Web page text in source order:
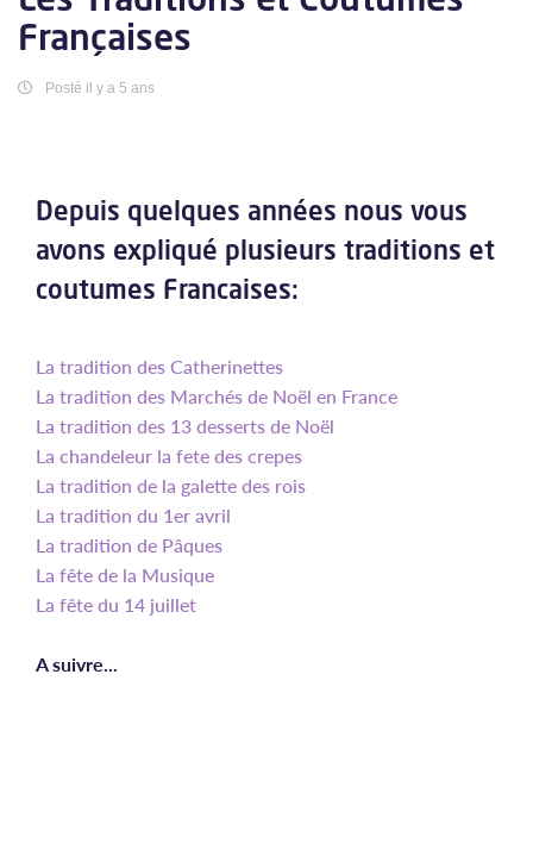
Françaises
Posté il y a 5 ans
Depuis quelques années nous vous
avons expliqué plusieurs traditions et
coutumes Francaises:
La tradition des Catherinettes
La tradition des Marchés de Noël en France
La tradition des 13 desserts de Noël
La chandeleur la fete des crepes
La tradition de la galette des rois
La tradition du 1er avril
La tradition de Pâques
La fête de la Musique
La fête du 14 juillet
A suivre...